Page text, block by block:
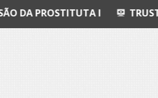
I TRUST POESIA